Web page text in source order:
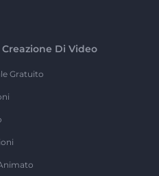
Di Video
Gratuito